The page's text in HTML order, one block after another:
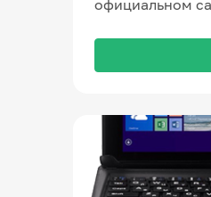
официальном